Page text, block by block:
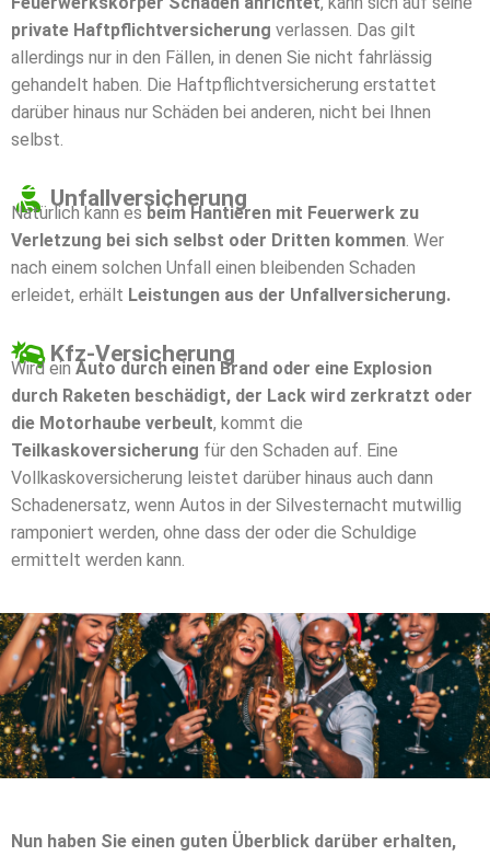
private Haftpflichtversicherung verlassen. Das gilt
allerdings nur in den Fällen, in denen Sie nicht fahrlässig
gehandelt haben. Die Haftpflichtversicherung erstattet
darüber hinaus nur Schäden bei anderen, nicht bei Ihnen
selbst.
Unfallversicherung
Natürlich kann es beim Hantieren mit Feuerwerk zu
Verletzung bei sich selbst oder Dritten kommen. Wer
nach einem solchen Unfall einen bleibenden Schaden
erleidet, erhält Leistungen aus der Unfallversicherung.
Kfz-Versicherung
Wird ein Auto durch einen Brand oder eine Explosion
durch Raketen beschädigt, der Lack wird zerkratzt oder
die Motorhaube verbeult, kommt die
Teilkaskoversicherung für den Schaden auf. Eine
Vollkaskoversicherung leistet darüber hinaus auch dann
Schadenersatz, wenn Autos in der Silvesternacht mutwillig
ramponiert werden, ohne dass der oder die Schuldige
ermittelt werden kann.
Nun haben Sie einen guten Überblick darüber erhalten,